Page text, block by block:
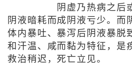
阴虚乃热病之后
阴液暗耗而成阴液亏少。而
体内暴吐、暴泻后阴液暴脱
和汗温、咸而黏为特征，是
救治稍迟，死亡立见。